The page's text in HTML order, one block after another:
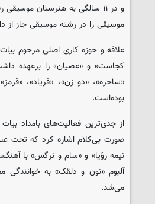
و در ۱۱ سالگی به هنرستان
موسیقی را در رشته موسیقی جاز از
علاقه و حوزه کاری اصلی مرحوم
کجاست» و «عصیان» را برعهده
«ساحره»، «دو زن»، «فریاد»،
بوده‌است.
از جدی‌ترین فعالیت‌های بامداد
صورت بی‌کلام اشاره کرد که تحت
نیمه رؤیا» و «سام و نرگس» با
آلبوم «نون و دلقک» به
می‌شد.